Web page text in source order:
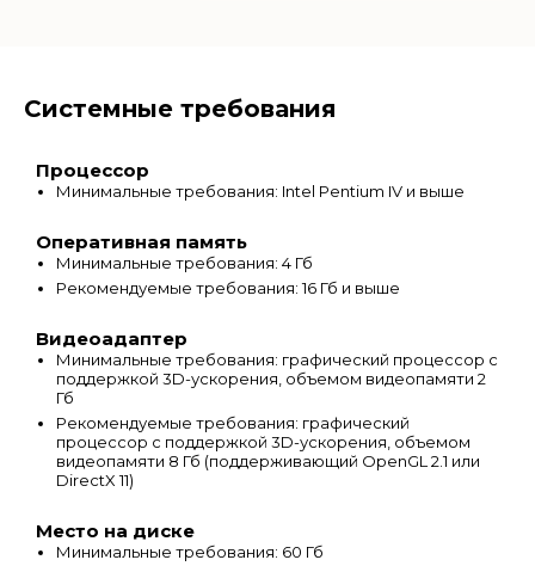
Системные требования
Процессор
Минимальные требования: Intel Pentium IV и выше
Оперативная память
Минимальные требования: 4 Гб
Рекомендуемые требования: 16 Гб и выше
Видеоадаптер
Минимальные требования: графический процессор с
поддержкой 3D-ускорения, объемом видеопамяти 2
Гб
Рекомендуемые требования: графический
процессор с поддержкой 3D-ускорения, объемом
видеопамяти 8 Гб (поддерживающий OpenGL 2.1 или
DirectX 11)
Место на диске
Минимальные требования: 60 Гб